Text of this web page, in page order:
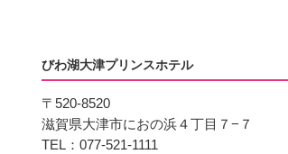
びわ湖大津プリンスホテル
〒520-8520
滋賀県大津市におの浜４丁目７−７
TEL：077-521-1111